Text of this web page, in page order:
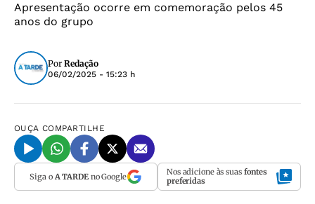
Apresentação ocorre em comemoração pelos 45
anos do grupo
Por Redação
06/02/2025 - 15:23 h
OUÇA COMPARTILHE
Siga o A TARDEno Google Nos adicione às suas fontes
preferidas